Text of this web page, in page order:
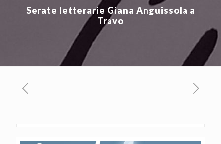
Serate letterarie Giana Anguissola a
Travo